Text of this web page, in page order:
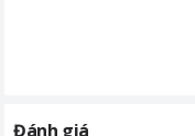
Đánh giá